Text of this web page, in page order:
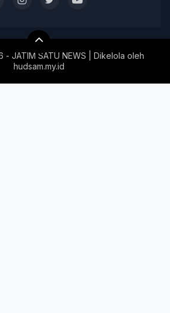
- JATIM SATU NEWS | Dikelola oleh
hudsam.my.id